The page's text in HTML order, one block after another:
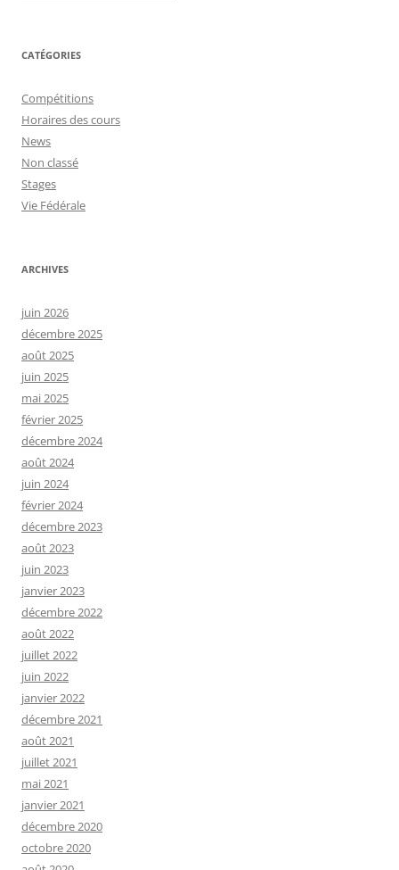
CATÉGORIES
Compétitions
Horaires des cours
News
Non classé
Stages
Vie Fédérale
ARCHIVES
juin 2026
décembre 2025
août 2025
juin 2025
mai 2025
février 2025
décembre 2024
août 2024
juin 2024
février 2024
décembre 2023
août 2023
juin 2023
janvier 2023
décembre 2022
août 2022
juillet 2022
juin 2022
janvier 2022
décembre 2021
août 2021
juillet 2021
mai 2021
janvier 2021
décembre 2020
octobre 2020